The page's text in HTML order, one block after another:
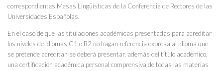
correspondientes Mesas Lingüísticas de la Conferencia de Rectores de las
Universidades Españolas.
En el caso de que las titulaciones académicas presentadas para acreditar
los niveles de idiomas C1 o B2 no hagan referencia expresa al idioma que
se pretende acreditar, se deberá presentar, además del título académico,
una certificación académica personal comprensiva de todas las materias